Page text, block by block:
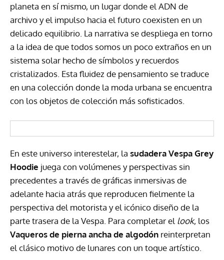
planeta en sí mismo, un lugar donde el ADN de
archivo y el impulso hacia el futuro coexisten en un
delicado equilibrio. La narrativa se despliega en torno
a la idea de que todos somos un poco extraños en un
sistema solar hecho de símbolos y recuerdos
cristalizados. Esta fluidez de pensamiento se traduce
en una colección donde la moda urbana se encuentra
con los objetos de colección más sofisticados.
En este universo interestelar, la sudaderaVespa Grey
Hoodie juega con volúmenes y perspectivas sin
precedentes a través de gráficas inmersivas de
adelante hacia atrás que reproducen fielmente la
perspectiva del motorista y el icónico diseño de la
parte trasera de la Vespa. Para completar el look, los
Vaqueros de pierna ancha de algodón reinterpretan
el clásico motivo de lunares con un toque artístico.